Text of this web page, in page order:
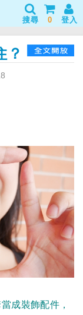
搜尋 0 登入
？
成裝飾配件，